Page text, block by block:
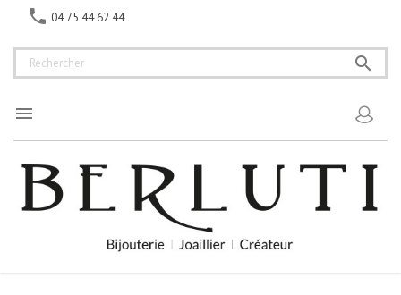
 04 75 44 62 44

